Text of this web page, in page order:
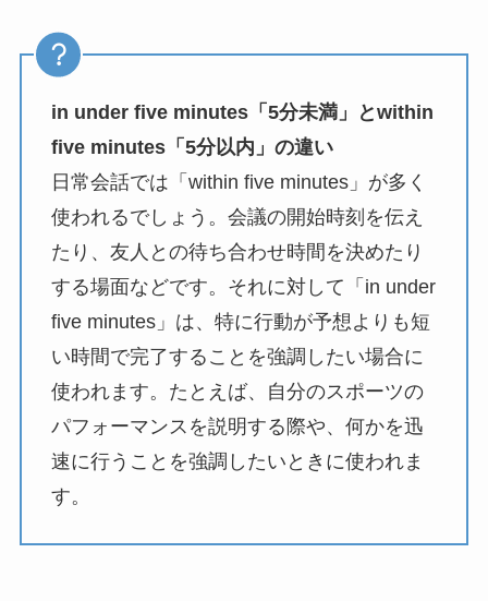
in under five minutes「5分未満」とwithin
five minutes「5分以内」の違い
日常会話では「within five minutes」が多く
使われるでしょう。会議の開始時刻を伝え
たり、友人との待ち合わせ時間を決めたり
する場面などです。それに対して「in under
five minutes」は、特に行動が予想よりも短
い時間で完了することを強調したい場合に
使われます。たとえば、自分のスポーツの
パフォーマンスを説明する際や、何かを迅
速に行うことを強調したいときに使われま
す。